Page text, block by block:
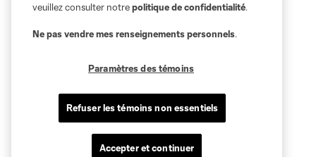
veuillez consulter notrepolitique de confidentialité.
Ne pas vendre mes renseignements personnels.
Paramètres des témoins
Refuser les témoins non essentiels
Accepter et continuer